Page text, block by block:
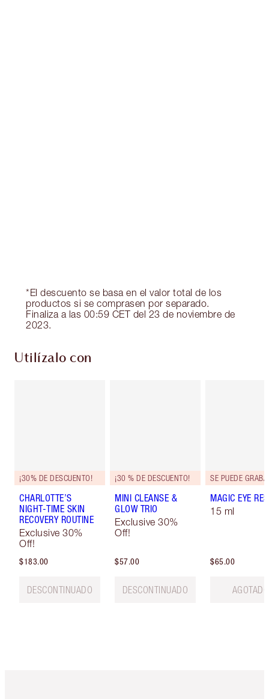
*El descuento se basa en el valor total de los
productos si se comprasen por separado.
Finaliza a las 00:59 CET del 23 de noviembre de
2023.
Utilízalo con
¡30% DE DESCUENTO!
CHARLOTTE’S
NIGHT-TIME SKIN
RECOVERY ROUTINE
Exclusive 30%
Off!
$183.00
DESCONTINUADO
¡30 % DE DESCUENTO!
MINI CLEANSE &
GLOW TRIO
Exclusive 30%
Off!
$57.00
DESCONTINUADO
SE PUEDE
MAGIC EYE
15 ml
$65.00
AGOTADO